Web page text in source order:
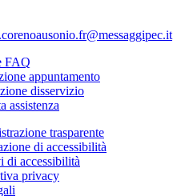
FAQ
appuntamento
disservizio
assistenza
trasparente
di accessibilità
di accessibilità
privacy